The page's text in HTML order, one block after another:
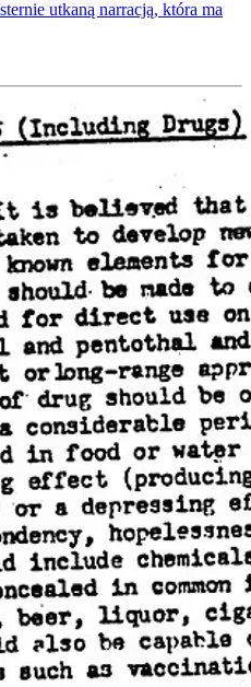
utkaną narracją, która ma